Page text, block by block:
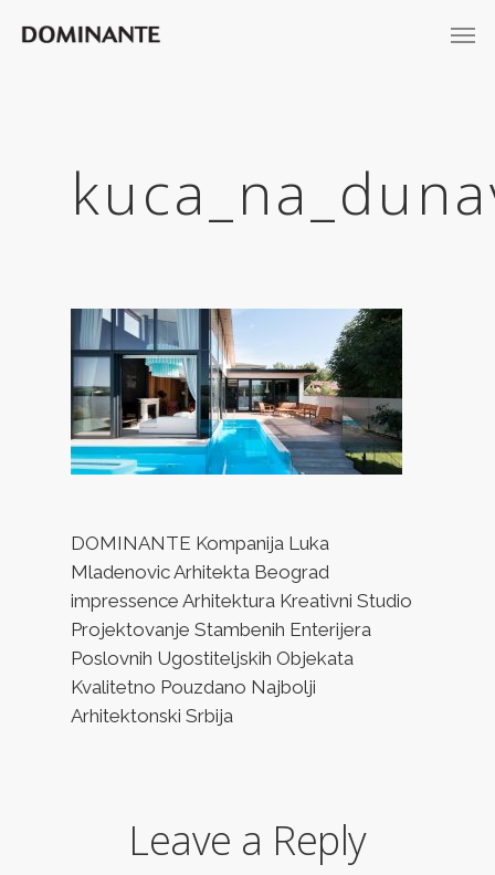
DOMINANTE Kompanija Luka
Mladenovic Arhitekta Beograd
impressence Arhitektura Kreativni Studio
Projektovanje Stambenih Enterijera
Poslovnih Ugostiteljskih Objekata
Kvalitetno Pouzdano Najbolji
Arhitektonski Srbija
Leave a Reply